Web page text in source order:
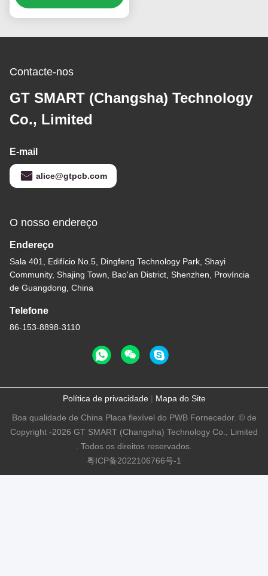
nenhum Silkscreen
Contacte-nos
GT SMART (Changsha) Technology
Co., Limited
E-mail
alice@gtpcb.com
O nosso endereço
Endereço
Sala 401, Edifício No.5, Dingfeng Technology Park, Shayi
Community, Shajing Town, Bao'an District, Shenzhen, Província
de Guangdong, China
Telefone
86-153-8898-3110
Política de privacidade| Mapa do Site
Boa qualidade de China Placa flexível do PWB Fornecedor. © de
Copyright -2026 GT SMART (Changsha) Technology Co., Limited
. Todos os direitos reservados.
粤ICP备2022106766号-1